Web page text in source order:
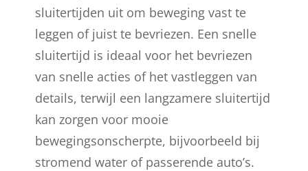
sluitertijden uit om beweging vast te
leggen of juist te bevriezen. Een snelle
sluitertijd is ideaal voor het bevriezen
van snelle acties of het vastleggen van
details, terwijl een langzamere sluitertijd
kan zorgen voor mooie
bewegingsonscherpte, bijvoorbeeld bij
stromend water of passerende auto’s.